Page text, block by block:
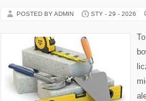
POSTED BY ADMIN STY - 29 - 2026